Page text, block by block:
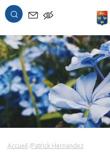
OK
Accueil Patrick Hernandez